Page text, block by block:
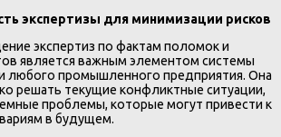
экспертизы для минимизации рисков
экспертиз по фактам поломок и
является важным элементом системы
любого промышленного предприятия. Она
решать текущие конфликтные ситуации,
проблемы, которые могут привести к
в будущем.